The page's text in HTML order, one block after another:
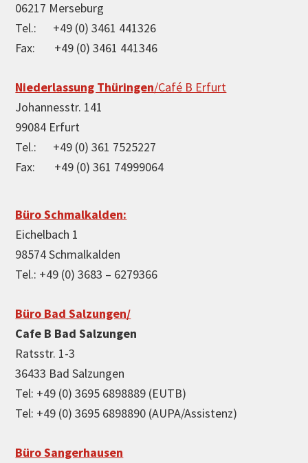
06217 Merseburg
Tel.: +49 (0) 3461 441326
Fax: +49 (0) 3461 441346
Niederlassung Thüringen/Café B Erfurt
Johannesstr. 141
99084 Erfurt
Tel.: +49 (0) 361 7525227
Fax: +49 (0) 361 74999064
Büro Schmalkalden:
Eichelbach 1
98574 Schmalkalden
Tel.: +49 (0) 3683 – 6279366
Büro Bad Salzungen/
Cafe B Bad Salzungen
Ratsstr. 1-3
36433 Bad Salzungen
Tel: +49 (0) 3695 6898889 (EUTB)
Tel: +49 (0) 3695 6898890 (AUPA/Assistenz)
Büro Sangerhausen